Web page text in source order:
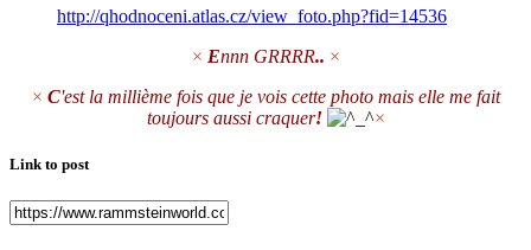
http://qhodnoceni.atlas.cz/view_foto.php?fid=14536
× Ennn GRRRR.. ×
× C'est la millième fois que je vois cette photo mais elle me fait
toujours aussi craquer! ×
Link to post